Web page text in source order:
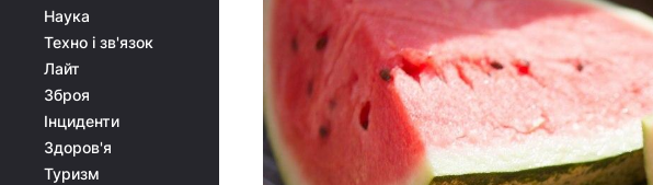
Наука
Техно і зв'язок
Лайт
Зброя
Інциденти
Здоров'я
Туризм